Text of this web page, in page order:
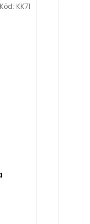
Kód: KK71